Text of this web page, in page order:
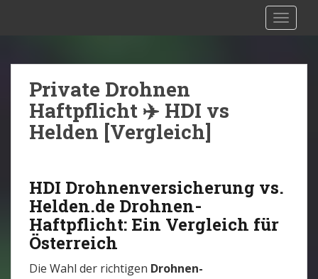
Private Drohnen
Haftpflicht ✈️ HDI vs
Helden [Vergleich]
HDI Drohnenversicherung vs.
Helden.de Drohnen-
Haftpflicht: Ein Vergleich für
Österreich
Die Wahl der richtigen Drohnen-